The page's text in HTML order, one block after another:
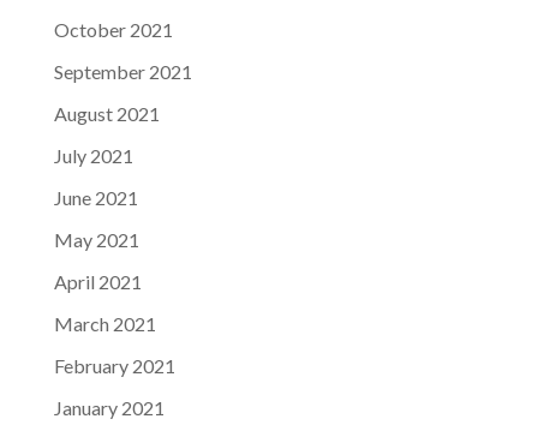
October 2021
September 2021
August 2021
July 2021
June 2021
May 2021
April 2021
March 2021
February 2021
January 2021